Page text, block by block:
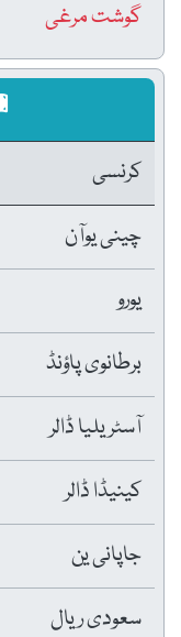
گوشت مرغی
کرنسی
چینی یوآن
یورو
برطانوی پاؤنڈ
آسٹریلیا ڈالر
کینیڈا ڈالر
جاپانی ین
سعودی ریال